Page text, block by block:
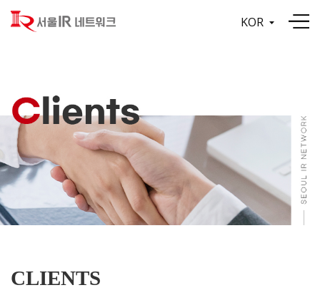
KOR
CLIENTS